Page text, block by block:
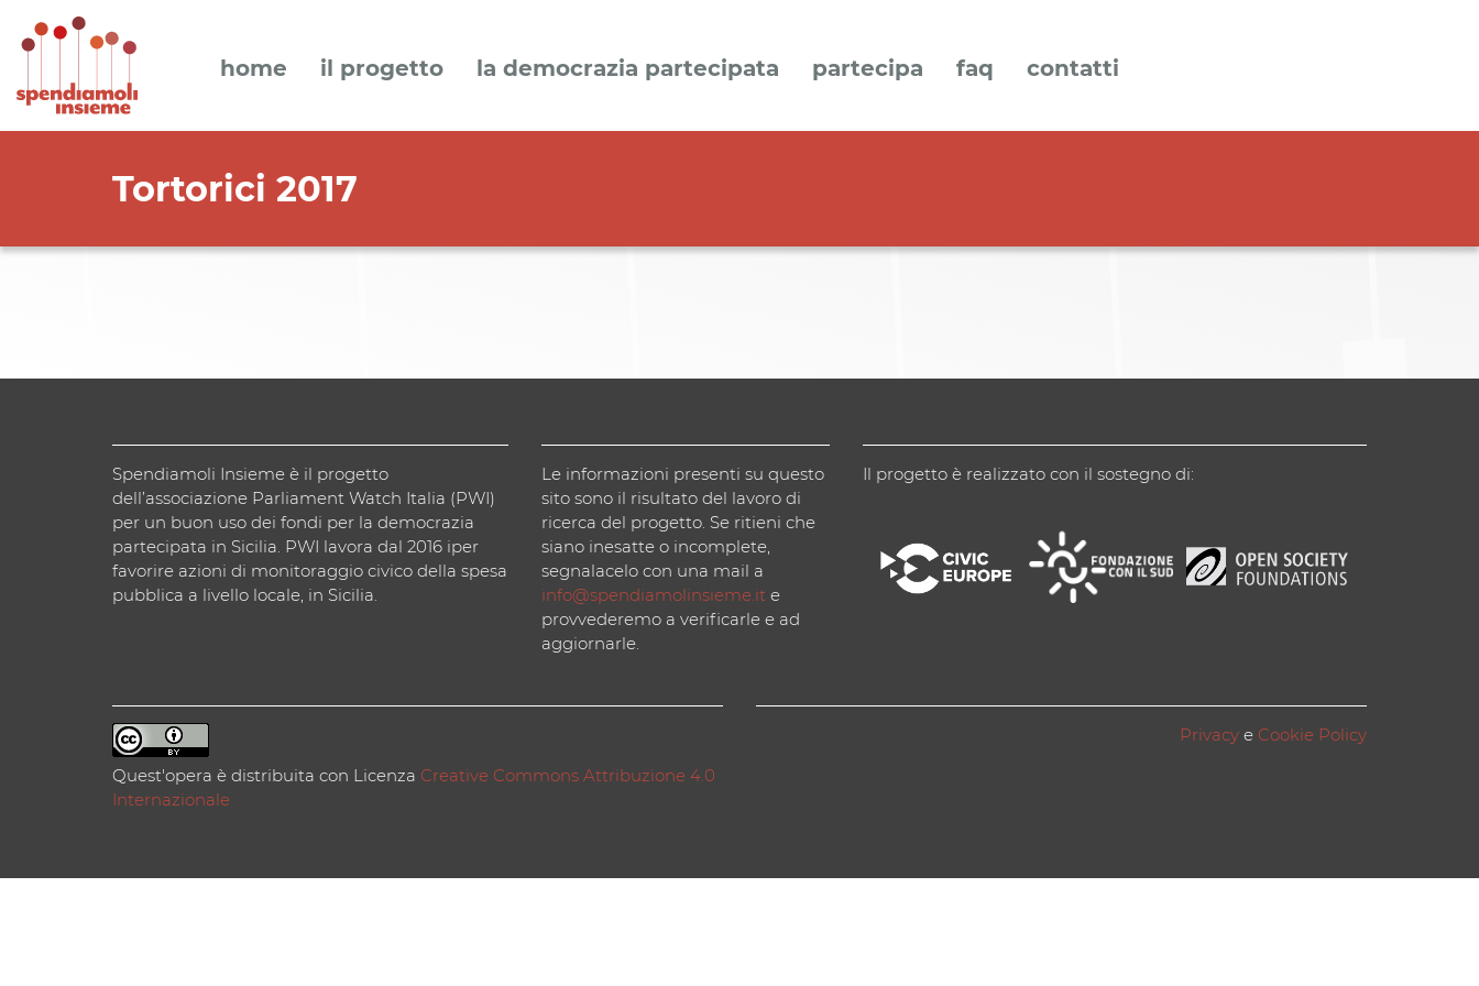
home il progetto la democrazia partecipata partecipa faq contatti
Tortorici 2017
Spendiamoli Insieme è il progetto
dell’associazione Parliament Watch Italia (PWI)
per un buon uso dei fondi per la democrazia
partecipata in Sicilia. PWI lavora dal 2016 iper
favorire azioni di monitoraggio civico della spesa
pubblica a livello locale, in Sicilia.
Le informazioni presenti su questo
sito sono il risultato del lavoro di
ricerca del progetto. Se ritieni che
siano inesatte o incomplete,
segnalacelo con una mail a
info@spendiamolinsieme.ite
provvederemo a verificarle e ad
aggiornarle.
Il progetto è realizzato con il sostegno di:
Quest'opera è distribuita con Licenza Creative Commons Attribuzione 4.0
Internazionale
Privacy e Cookie Policy